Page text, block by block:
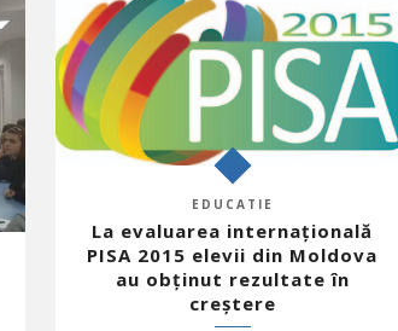
EDUCATIE
La evaluarea internațională
PISA 2015 elevii din Moldova
au obținut rezultate în
creștere